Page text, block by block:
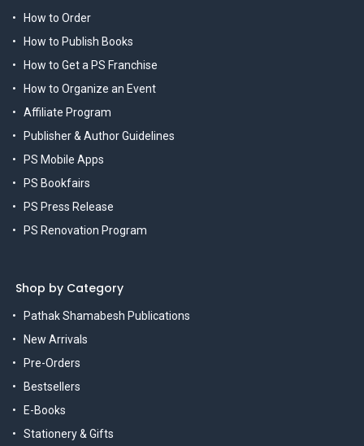
How to Order
How to Publish Books
How to Get a PS Franchise
How to Organize an Event
Affiliate Program
Publisher & Author Guidelines
PS Mobile Apps
PS Bookfairs
PS Press Release
PS Renovation Program
Shop by Category
Pathak Shamabesh Publications
New Arrivals
Pre-Orders
Bestsellers
E-Books
Stationery & Gifts